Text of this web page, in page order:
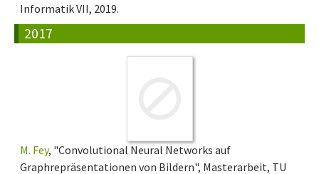
Informatik VII, 2019.
2017
M. Fey, "Convolutional Neural Networks auf
Graphrepräsentationen von Bildern", Masterarbeit, TU